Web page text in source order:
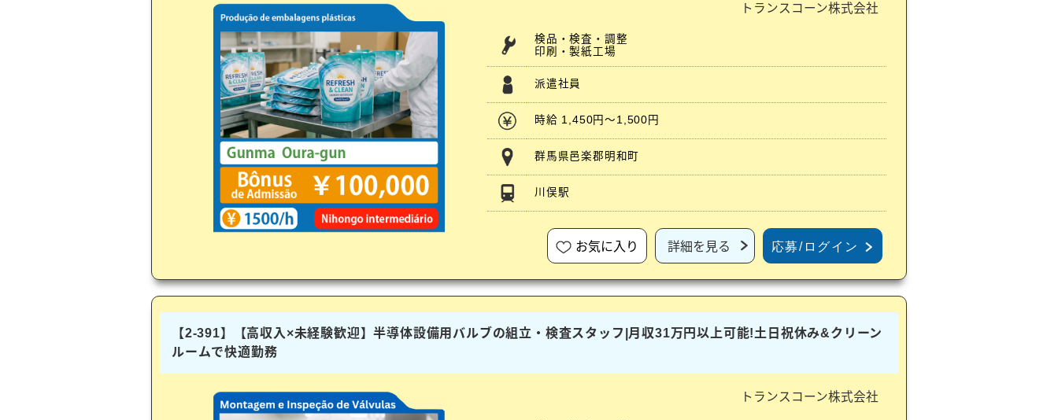
トランスコーン株式会社
検品・検査・調整
印刷・製紙工場
派遣社員
時給 1,450円～1,500円
群馬県邑楽郡明和町
川俣駅
お気に入り 詳細を見る 応募/ログイン
【2-391】【高収入×未経験歓迎】半導体設備用バルブの組立・検査スタッフ|月収31万円以上可能!土日祝休み&クリーン
ルームで快適勤務
トランスコーン株式会社